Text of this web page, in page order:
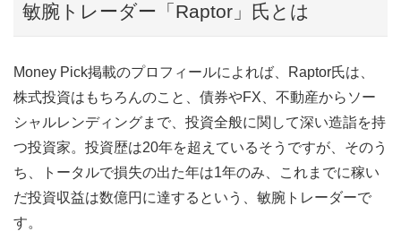
敏腕トレーダー「Raptor」氏とは
Money Pick掲載のプロフィールによれば、Raptor氏は、
株式投資はもちろんのこと、債券やFX、不動産からソー
シャルレンディングまで、投資全般に関して深い造詣を持
つ投資家。投資歴は20年を超えているそうですが、そのう
ち、トータルで損失の出た年は1年のみ、これまでに稼い
だ投資収益は数億円に達するという、敏腕トレーダーで
す。